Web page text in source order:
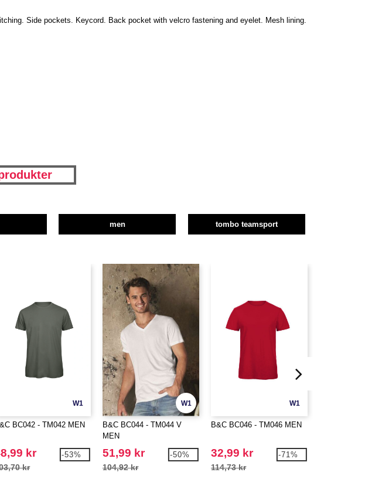
Side pockets. Keycord. Back pocket with velcro fastening and eyelet. Mesh lining.
men tombo teamsport
W1
BC042 - TM042 MEN
kr
kr
-53%
W1
B&C BC044 - TM044 V
MEN
51,99 kr
104,92 kr
-50%
W1
B&C BC046 - TM046 MEN
32,99 kr
114,73 kr
-71%